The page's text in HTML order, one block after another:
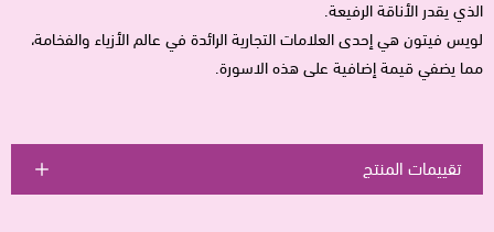
الذي يقدر الأناقة الرفيعة.
لويس فيتون هي إحدى العلامات التجارية الرائدة في عالم الأزياء والفخامة،
مما يضفي قيمة إضافية على هذه الاسورة.
تقييمات المنتج